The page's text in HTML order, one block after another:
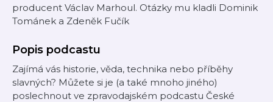
producent Václav Marhoul. Otázky mu kladli Dominik
Tománek a Zdeněk Fučík
Popis podcastu
Zajímá vás historie, věda, technika nebo příběhy
slavných? Můžete si je (a také mnoho jiného)
poslechnout ve zpravodajském podcastu České